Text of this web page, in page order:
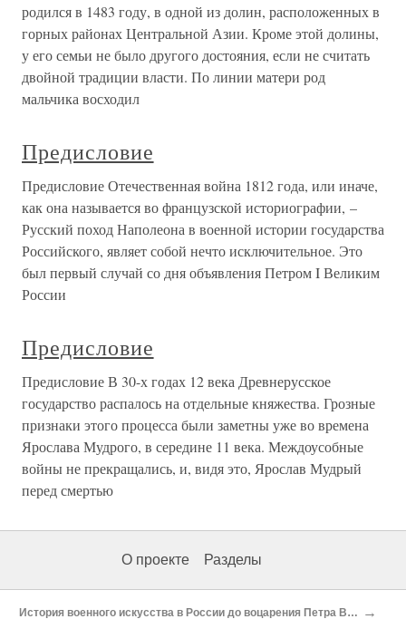
родился в 1483 году, в одной из долин, расположенных в
горных районах Центральной Азии. Кроме этой долины,
у его семьи не было другого достояния, если не считать
двойной традиции власти. По линии матери род
мальчика восходил
Предисловие
Предисловие Отечественная война 1812 года, или иначе,
как она называется во французской историографии, –
Русский поход Наполеона в военной истории государства
Российского, являет собой нечто исключительное. Это
был первый случай со дня объявления Петром I Великим
России
Предисловие
Предисловие В 30-х годах 12 века Древнерусское
государство распалось на отдельные княжества. Грозные
признаки этого процесса были заметны уже во времена
Ярослава Мудрого, в середине 11 века. Междоусобные
войны не прекращались, и, видя это, Ярослав Мудрый
перед смертью
О проекте Разделы
История военного искусства в России до воцарения Петра Великого →